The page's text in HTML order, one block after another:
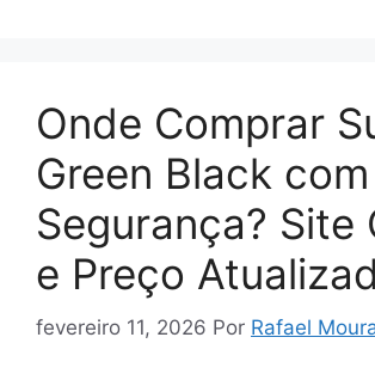
Onde Comprar
Green Black com
Segurança? Site
e Preço
fevereiro 11, 2026 Por Rafael